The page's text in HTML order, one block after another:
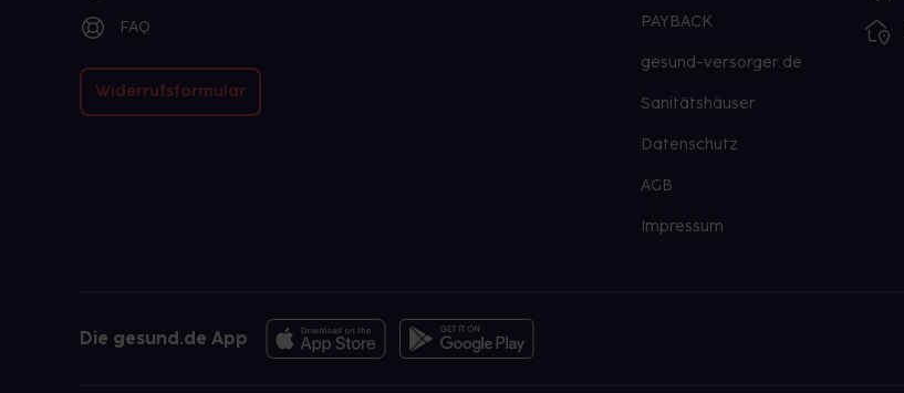
FAQ
Widerrufsformular
PAYBACK
gesund-versorger.de
Sanitätshäuser
Datenschutz
AGB
Impressum
Die gesund.de App